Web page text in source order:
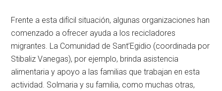
Frente a esta difícil situación, algunas organizaciones han
comenzado a ofrecer ayuda a los recicladores
migrantes. La Comunidad de Sant’Egidio (coordinada por
Stibaliz Vanegas), por ejemplo, brinda asistencia
alimentaria y apoyo a las familias que trabajan en esta
actividad. Solmaria y su familia, como muchas otras,